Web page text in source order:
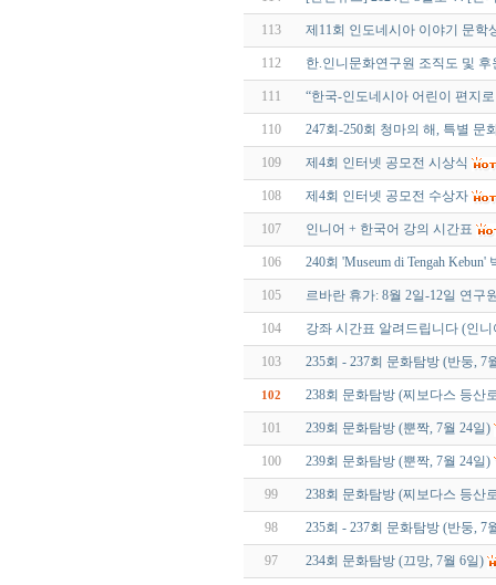
113 제11회 인도네시아 이야기 문
112 한.인니문화연구원 조직도 및 후
111 “한국-인도네시아 어린이 편지
110 247회-250회 청마의 해, 특별 문
109 제4회 인터넷 공모전 시상식
108 제4회 인터넷 공모전 수상자
107 인니어 + 한국어 강의 시간표
106 240회 'Museum di Tengah Kebun'
105 르바란 휴가: 8월 2일-12일 연구
104 강좌 시간표 알려드립니다 (인
103 235회 - 237회 문화탐방 (반둥, 7
102 238회 문화탐방 (찌보다스 등산
101 239회 문화탐방 (뿐짝, 7월 24일)
100 239회 문화탐방 (뿐짝, 7월 24일)
99 238회 문화탐방 (찌보다스 등산
98 235회 - 237회 문화탐방 (반둥, 7
97 234회 문화탐방 (끄망, 7월 6일)